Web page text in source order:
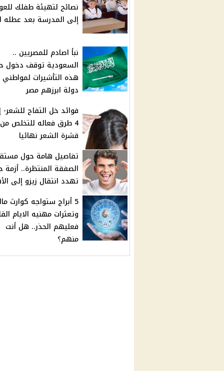
نصائح لتهيئة طفلك
إلى المدرسة بعد عطله
نبأ اصادم للمصريين ..
السعودية توقف دخول
دولة ابرزهم مصر
فوائد خل التفاح للشعر-
4 طرق فعاله للتخلص من
قشرة الشعر نهائيا
تفاصيل هامة حول
الصفقة المنتظرة.. أزمة
تهدد انتقال زيزو إلى
5 أبراج ستواجه كوارث
وتعثرات مهنيه الايام
فعليهم الحذر.. هل أنت
منهم؟